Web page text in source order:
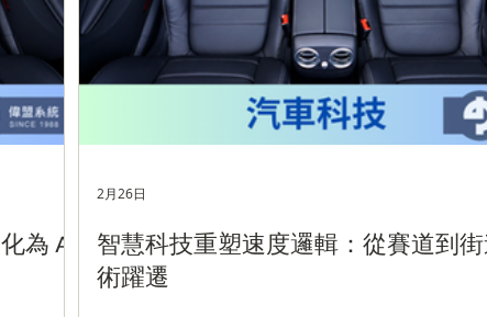
為 AI
智慧科技重塑速度邏輯：從賽道到
術躍遷
2月26日